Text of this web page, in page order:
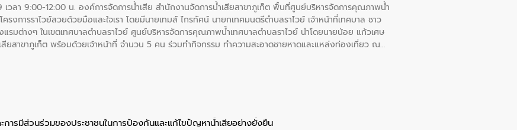
ลา 9:00-12:00 น. องค์การจัดการน้ำเสีย สำนักงานจัดการน้ำเสียสาขาภูเก็ต พื้นที่ศูนย์บริหารจัดการคุณภาพน้ำ
ครงการราไวย์สวยด้วยมือและใจเรา โดยมีนายเทมส์ ไกรทัศน์ นายกเทศมนตรีตำบลราไวย์ เจ้าหน้าที่เทศบาล ชาว
แรมต่างๆ ในเขตเทศบาลตำบลราไวย์ ศูนย์บริหารจัดการคุณภาพน้ำเทศบาลตำบลราไวย์ นำโดยนายน้อย แก้วเศษ
สียสาขาภูเก็ต พร้อมด้วยเจ้าหน้าที่ จำนวน 5 คน ร่วมทำกิจกรรม ทำความสะอาดชายหาดและแหล่งท่องเที่ยว ณ
ตำบลราไวย์ อำเภอเมือง จังหวัดภูเก็ต
การมีส่วนร่วมของประชาชนในการป้องกันและแก้ไขปัญหาน้ำเสียอย่างยั่งยืน